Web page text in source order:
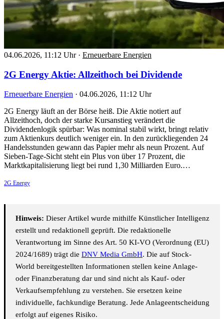
04.06.2026, 11:12 Uhr · Erneuerbare Energien
2G Energy Aktie: Allzeithoch bei Dividende
Erneuerbare Energien · 04.06.2026, 11:12 Uhr
2G Energy läuft an der Börse heiß. Die Aktie notiert auf
Allzeithoch, doch der starke Kursanstieg verändert die
Dividendenlogik spürbar: Was nominal stabil wirkt, bringt relativ
zum Aktienkurs deutlich weniger ein. In den zurückliegenden 24
Handelsstunden gewann das Papier mehr als neun Prozent. Auf
Sieben-Tage-Sicht steht ein Plus von über 17 Prozent, die
Marktkapitalisierung liegt bei rund 1,30 Milliarden Euro.…
2G Energy
Hinweis: Dieser Artikel wurde mithilfe Künstlicher Intelligenz
erstellt und redaktionell geprüft. Die redaktionelle
Verantwortung im Sinne des Art. 50 KI-VO (Verordnung (EU)
2024/1689) trägt die DNV Media GmbH. Die auf Stock-
World bereitgestellten Informationen stellen keine Anlage-
oder Finanzberatung dar und sind nicht als Kauf- oder
Verkaufsempfehlung zu verstehen. Sie ersetzen keine
individuelle, fachkundige Beratung. Jede Anlageentscheidung
erfolgt auf eigenes Risiko.